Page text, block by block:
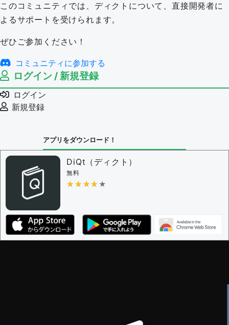
このコミュニティでは、ディクトについて、直接開発者に
よるサポートを受けられます。
ぜひご参加ください！
コミュニティに参加する
ログイン / 新規登録
ログイン
新規登録
アプリをダウンロード！
DiQt（ディクト）
無料
★★★★★
★★★★★